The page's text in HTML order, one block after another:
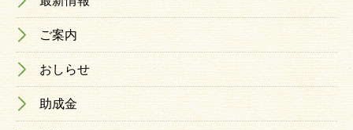
ご案内
おしらせ
助成金